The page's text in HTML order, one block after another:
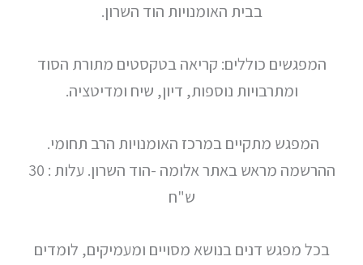
בבית האומנויות הוד השרון.
המפגשים כוללים: קריאה בטקסטים מתורת הסוד
ומתרבויות נוספות, דיון, שיח ומדיטציה.
המפגש מתקיים במרכז האומנויות הרב תחומי.
ההרשמה מראש באתר אלומה -הוד השרון. עלות : 30
ש"ח
בכל מפגש דנים בנושא מסויים ומעמיקים, לומדים